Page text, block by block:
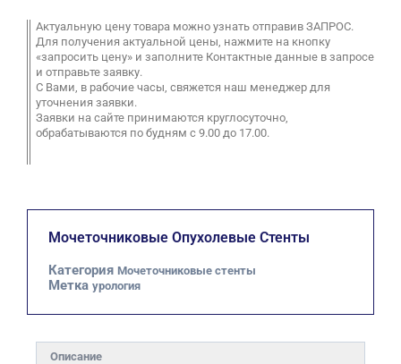
Актуальную цену товара можно узнать отправив ЗАПРОС.
Для получения актуальной цены, нажмите на кнопку
«запросить цену» и заполните Контактные данные в запросе
и отправьте заявку.
С Вами, в рабочие часы, свяжется наш менеджер для
уточнения заявки.
Заявки на сайте принимаются круглосуточно,
обрабатываются по будням с 9.00 до 17.00.
Мочеточниковые Опухолевые Стенты
Категория Мочеточниковые стенты
Метка урология
Описание